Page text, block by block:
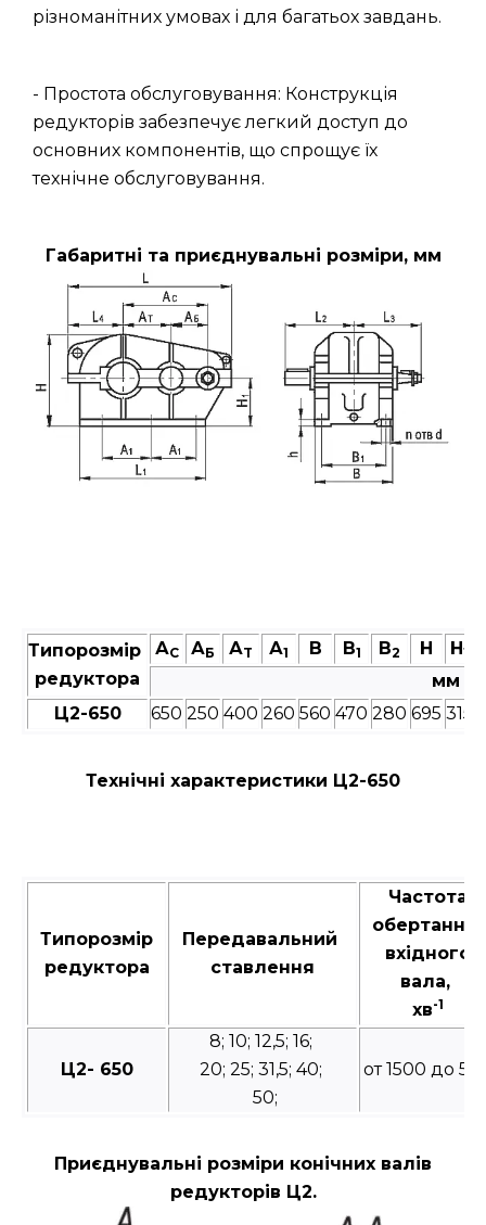
різноманітних умовах і для багатьох завдань.
- Простота обслуговування: Конструкція
редукторів забезпечує легкий доступ до
основних компонентів, що спрощує їх
технічне обслуговування.
Габаритні та приєднувальні розміри, мм
Типорозмір
редуктора
АC АБ АT А1 В В1 В2 Н Н 1
мм
Ц2-650
650 250 400 260 560 470 280 695 315
Технічні характеристики Ц2-650
Типорозмір
редуктора
Передавальний
ставлення
Частота
обертання
вхідного
вала,
хв-1
Ц2- 650
8; 10; 12,5; 16;
20; 25; 31,5; 40;
50;
от 1500 до
Приєднувальні розміри конічних валів
редукторів Ц2.